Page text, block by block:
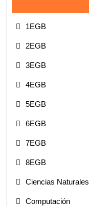
1EGB
2EGB
3EGB
4EGB
5EGB
6EGB
7EGB
8EGB
Ciencias Naturales
Computación